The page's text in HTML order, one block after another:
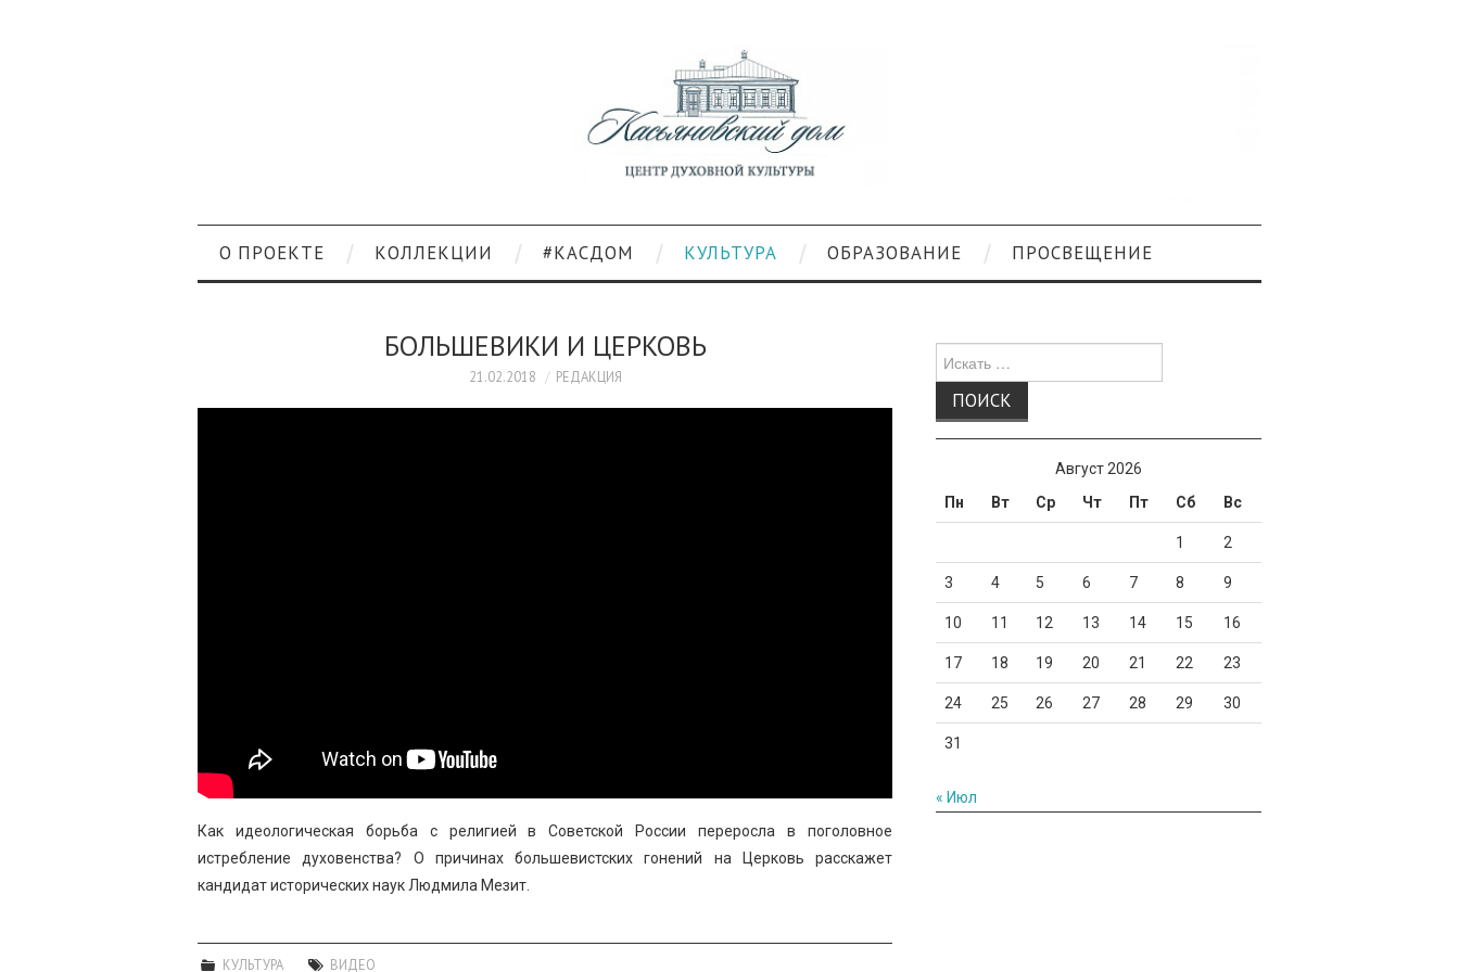
О ПРОЕКТЕ КОЛЛЕКЦИИ #КАСДОМ КУЛЬТУРА ОБРАЗОВАНИЕ ПРОСВЕЩЕНИЕ
БОЛЬШЕВИКИ И ЦЕРКОВЬ
21.02.2018 РЕДАКЦИЯ
Как идеологическая борьба с религией в Советской России переросла в поголовное
истребление духовенства? О причинах большевистских гонений на Церковь расскажет
кандидат исторических наук Людмила Мезит.
КУЛЬТУРА ВИДЕО
для:
Август 2026
Пн
Вт Ср Чт Пт Сб Вс
1 2
3 4 5 6 7 8 9
10 11 12 13 14 15 16
17 18 19 20 21 22 23
24 25 26 27 28 29 30
31
« Июл